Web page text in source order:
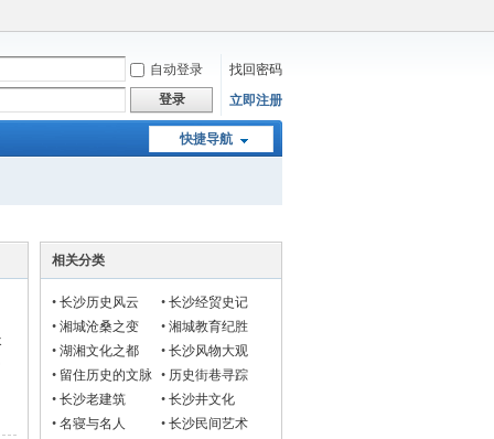
自动登录
找回密码
登录 立即注册
快捷导航
相关分类
• 长沙历史风云 • 长沙经贸史记
• 湘城沧桑之变 • 湘城教育纪胜
• 湖湘文化之都 • 长沙风物大观
• 留住历史的文脉 • 历史街巷寻踪
• 长沙老建筑 • 长沙井文化
• 名寝与名人 • 长沙民间艺术